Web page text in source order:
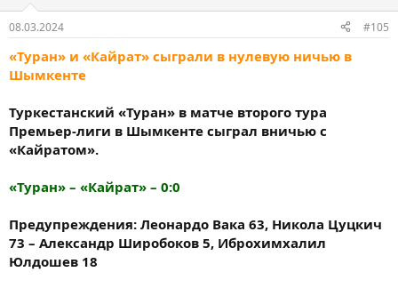
08.03.2024 #105
«Туран» и «Кайрат» сыграли в нулевую ничью в
Шымкенте
Туркестанский «Туран» в матче второго тура
Премьер-лиги в Шымкенте сыграл вничью с
«Кайратом».
«Туран» – «Кайрат» – 0:0
Предупреждения: Леонардо Вака 63, Никола Цуцкич
73 – Александр Широбоков 5, Иброхимхалил
Юлдошев 18